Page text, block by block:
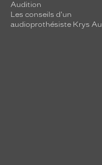
Audition
Les conseils d'un
audioprothésiste Krys